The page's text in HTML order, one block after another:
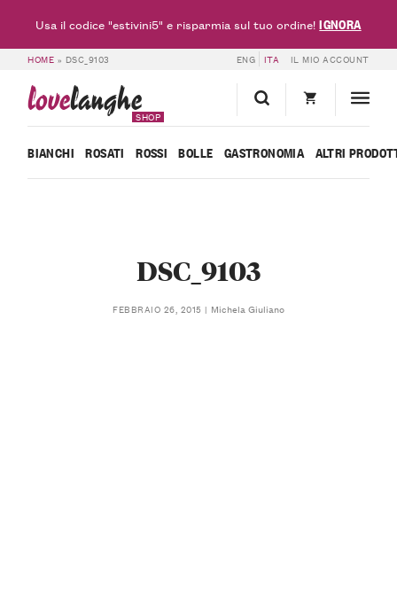
HOME » DSC_9103 ENG ITA IL MIO ACCOUNT
lovelanghe
SHOP
BIANCHI ROSATI ROSSI BOLLE GASTRONOMIA ALTRI
DSC_9103
FEBBRAIO 26, 2015 Michela Giuliano
Usa il codice "estivini5" e risparmia sul tuo ordine!IGNORA